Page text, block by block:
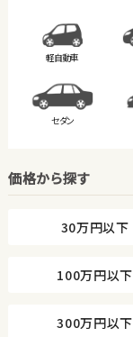
軽自動車
セダン
価格から探す
30万円以下
100万円以下
300万円以下